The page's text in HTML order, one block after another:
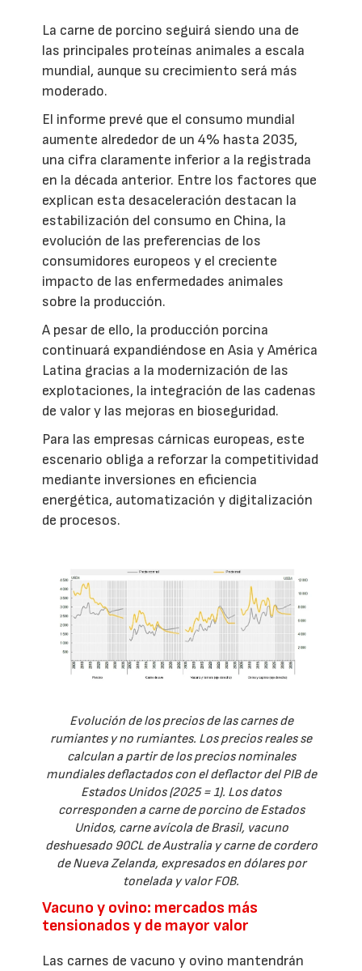
La carne de porcino seguirá siendo una de
las principales proteínas animales a escala
mundial, aunque su crecimiento será más
moderado.
El informe prevé que el consumo mundial
aumente alrededor de un 4% hasta 2035,
una cifra claramente inferior a la registrada
en la década anterior. Entre los factores que
explican esta desaceleración destacan la
estabilización del consumo en China, la
evolución de las preferencias de los
consumidores europeos y el creciente
impacto de las enfermedades animales
sobre la producción.
A pesar de ello, la producción porcina
continuará expandiéndose en Asia y América
Latina gracias a la modernización de las
explotaciones, la integración de las cadenas
de valor y las mejoras en bioseguridad.
Para las empresas cárnicas europeas, este
escenario obliga a reforzar la competitividad
mediante inversiones en eficiencia
energética, automatización y digitalización
de procesos.
Evolución de los precios de las carnes de
rumiantes y no rumiantes. Los precios reales se
calculan a partir de los precios nominales
mundiales deflactados con el deflactor del PIB de
Estados Unidos (2025 = 1). Los datos
corresponden a carne de porcino de Estados
Unidos, carne avícola de Brasil, vacuno
deshuesado 90CL de Australia y carne de cordero
de Nueva Zelanda, expresados en dólares por
tonelada y valor FOB.
Vacuno y ovino: mercados más
tensionados y de mayor valor
Las carnes de vacuno y ovino mantendrán